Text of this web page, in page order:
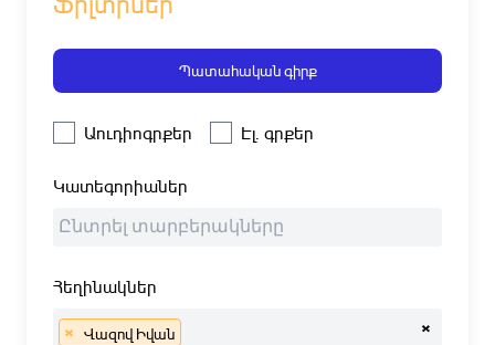
Պատահական գիրք
Աուդիոգրքեր Էլ. գրքեր
Կատեգորիաներ
Հեղինակներ
×
× Վազով Իվան